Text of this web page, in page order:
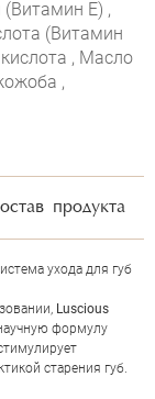
E) ,
(Витамин
, Масло
,
продукта
ухода для губ
Luscious
формулу
старения губ.